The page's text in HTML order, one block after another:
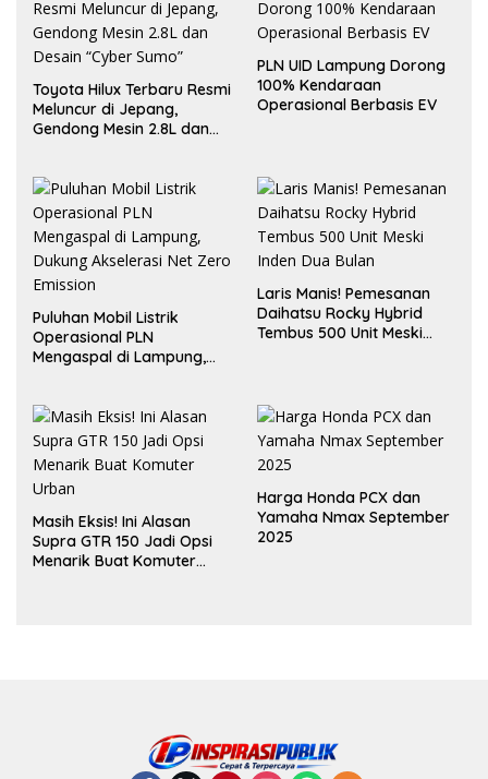
Toyota Hilux Terbaru Resmi
Meluncur di Jepang,
Gendong Mesin 2.8L dan
PLN UID Lampung Dorong
100% Kendaraan
Operasional Berbasis EV
Puluhan Mobil Listrik
Operasional PLN
Mengaspal di Lampung,
Laris Manis! Pemesanan
Daihatsu Rocky Hybrid
Tembus 500 Unit Meski
Masih Eksis! Ini Alasan
Supra GTR 150 Jadi Opsi
Menarik Buat Komuter
Harga Honda PCX dan
Yamaha Nmax September
2025